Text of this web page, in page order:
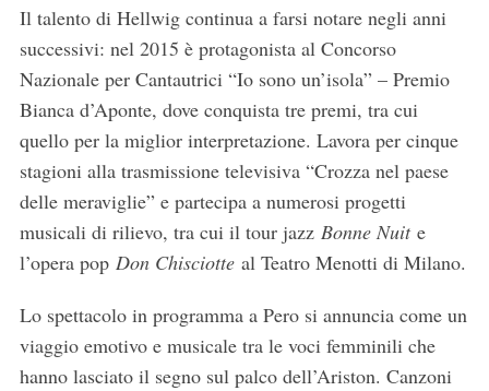
Il talento di Hellwig continua a farsi notare negli anni
successivi: nel 2015 è protagonista al Concorso
Nazionale per Cantautrici “Io sono un’isola” – Premio
Bianca d’Aponte, dove conquista tre premi, tra cui
quello per la miglior interpretazione. Lavora per cinque
stagioni alla trasmissione televisiva “Crozza nel paese
delle meraviglie” e partecipa a numerosi progetti
musicali di rilievo, tra cui il tour jazz Bonne Nuit e
l’opera pop Don Chisciotte al Teatro Menotti di Milano.
Lo spettacolo in programma a Pero si annuncia come un
viaggio emotivo e musicale tra le voci femminili che
hanno lasciato il segno sul palco dell’Ariston. Canzoni